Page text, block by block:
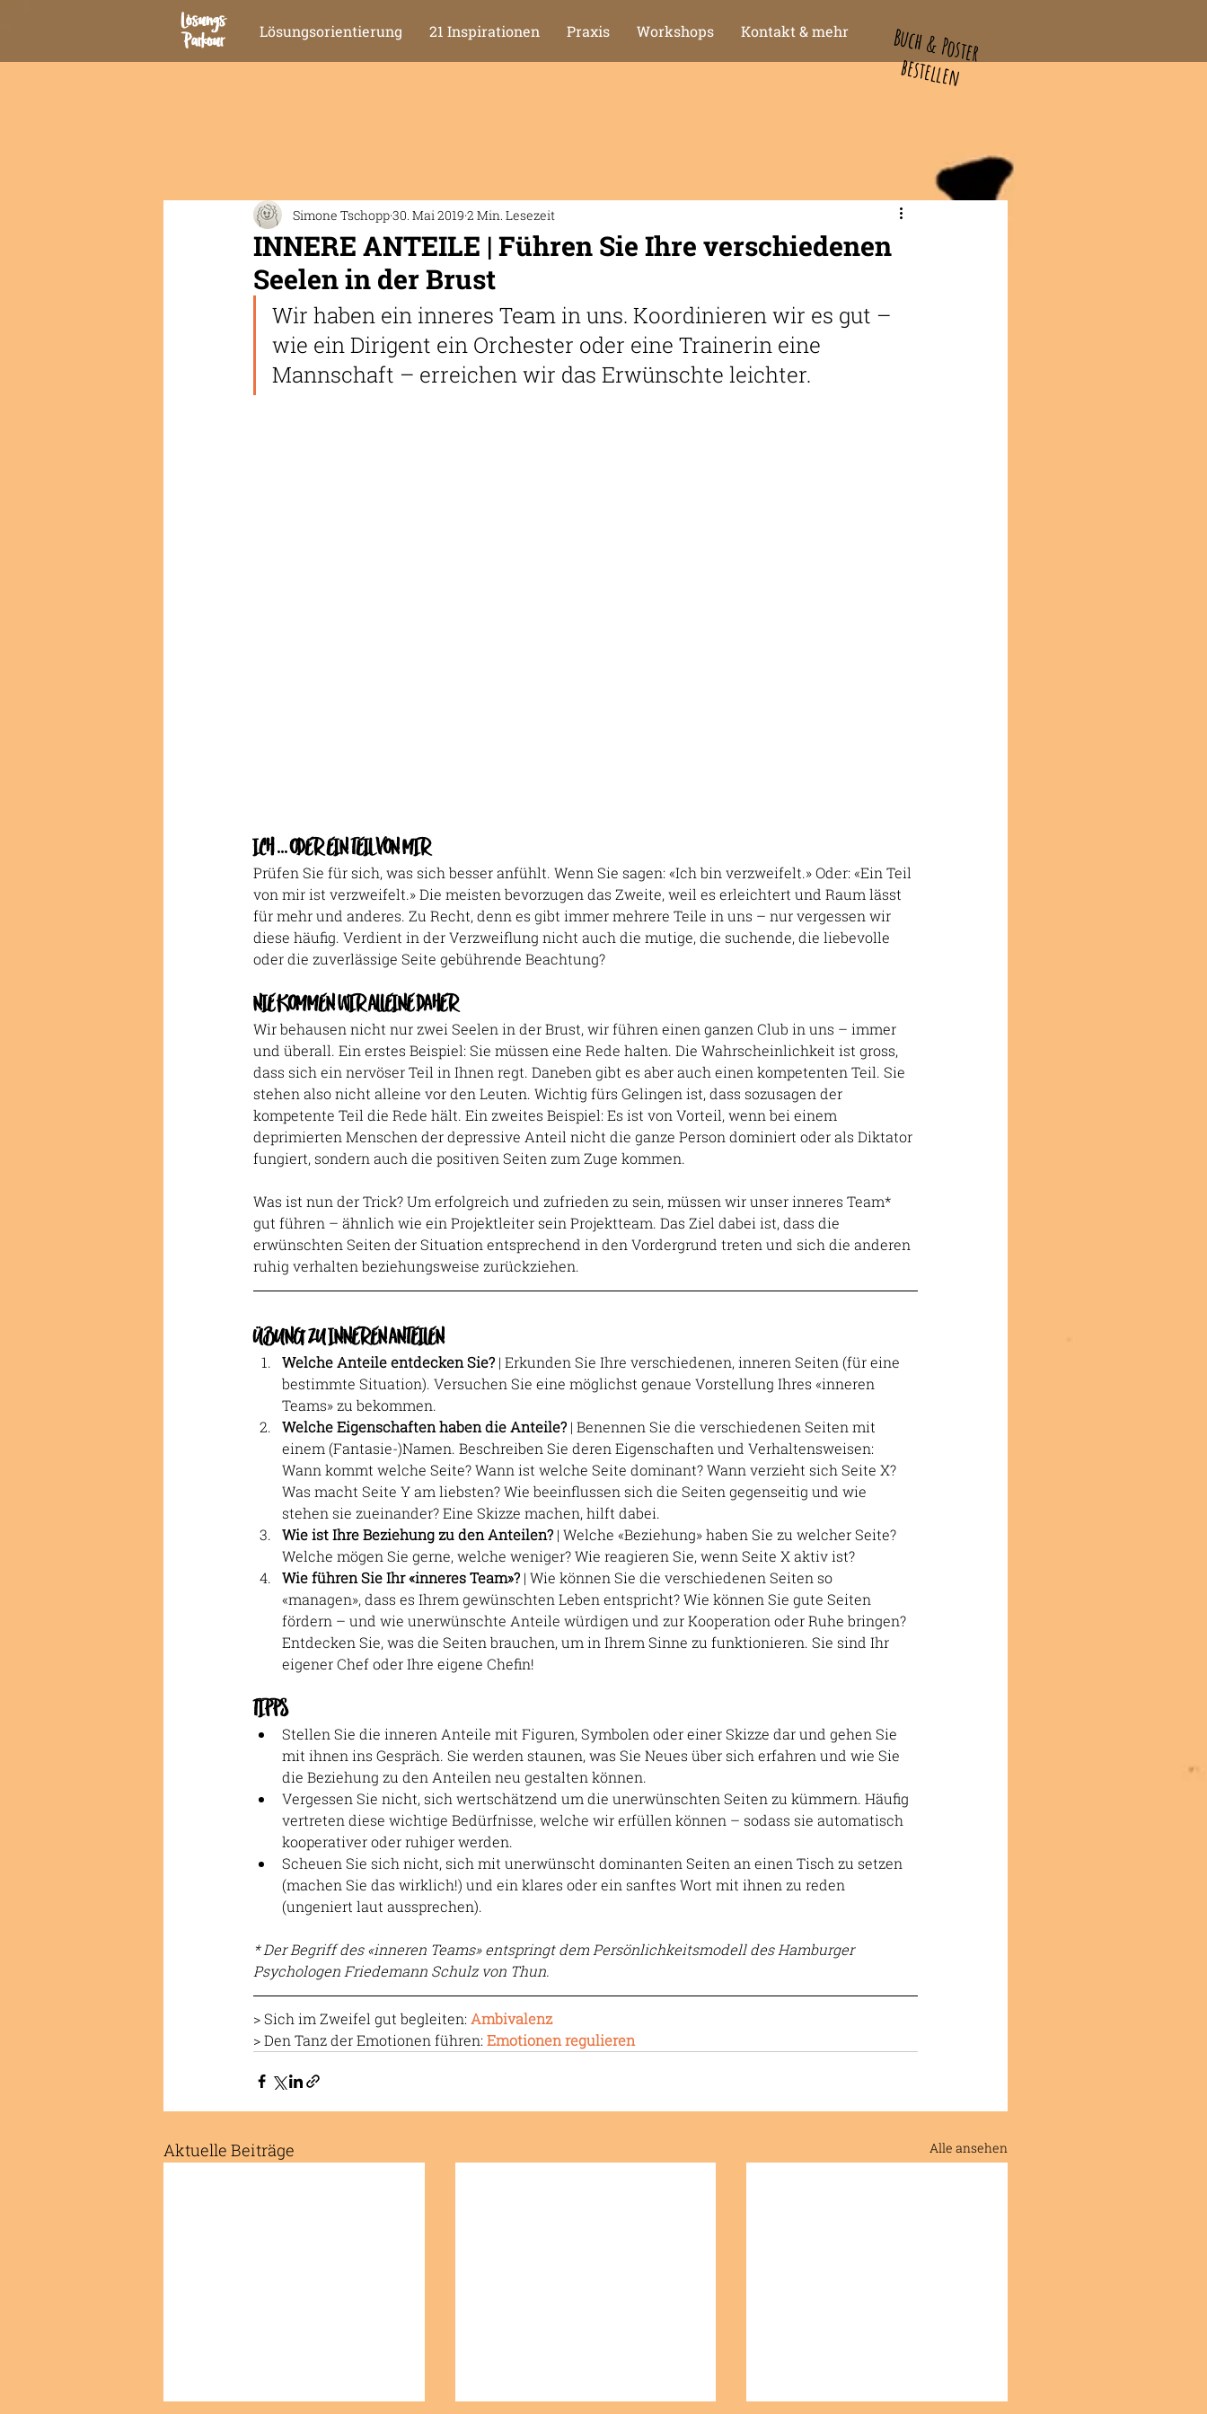
Lösungs
Parkour
Lösungsorientierung 21 Inspirationen Praxis Workshops Kontakt & mehr Buch & Poster
bestellen
INNERE ANTEILE | Führen Sie Ihre verschiedenen
Seelen in der Brust
Simone Tschopp30. Mai 2019 2 Min. Lesezeit
Wir haben ein inneres Team in uns. Koordinieren wir es gut –
wie ein Dirigent ein Orchester oder eine Trainerin eine
Mannschaft – erreichen wir das Erwünschte leichter.
ICH ... ODER EIN TEIL VON MIR
Prüfen Sie für sich, was sich besser anfühlt. Wenn Sie sagen: «Ich bin verzweifelt.» Oder: «Ein Teil
von mir ist verzweifelt.» Die meisten bevorzugen das Zweite, weil es erleichtert und Raum lässt
für mehr und anderes. Zu Recht, denn es gibt immer mehrere Teile in uns – nur vergessen wir
diese häufig. Verdient in der Verzweiflung nicht auch die mutige, die suchende, die liebevolle
oder die zuverlässige Seite gebührende Beachtung?
NIE KOMMEN WIR ALLEINE DAHER
Wir behausen nicht nur zwei Seelen in der Brust, wir führen einen ganzen Club in uns – immer
und überall. Ein erstes Beispiel: Sie müssen eine Rede halten. Die Wahrscheinlichkeit ist gross,
dass sich ein nervöser Teil in Ihnen regt. Daneben gibt es aber auch einen kompetenten Teil. Sie
stehen also nicht alleine vor den Leuten. Wichtig fürs Gelingen ist, dass sozusagen der
kompetente Teil die Rede hält. Ein zweites Beispiel: Es ist von Vorteil, wenn bei einem
deprimierten Menschen der depressive Anteil nicht die ganze Person dominiert oder als Diktator
fungiert, sondern auch die positiven Seiten zum Zuge kommen.
Was ist nun der Trick? Um erfolgreich und zufrieden zu sein, müssen wir unser inneres Team*
gut führen – ähnlich wie ein Projektleiter sein Projektteam. Das Ziel dabei ist, dass die
erwünschten Seiten der Situation entsprechend in den Vordergrund treten und sich die anderen
ruhig verhalten beziehungsweise zurückziehen.
ÜBUNG ZU INNEREN ANTEILEN
Welche Anteile entdecken Sie? | Erkunden Sie Ihre verschiedenen, inneren Seiten (für eine
bestimmte Situation). Versuchen Sie eine möglichst genaue Vorstellung Ihres «inneren
Teams» zu bekommen.
Welche Eigenschaften haben die Anteile? | Benennen Sie die verschiedenen Seiten mit
einem (Fantasie-)Namen. Beschreiben Sie deren Eigenschaften und Verhaltensweisen:
Wann kommt welche Seite? Wann ist welche Seite dominant? Wann verzieht sich Seite X?
Was macht Seite Y am liebsten? Wie beeinflussen sich die Seiten gegenseitig und wie
stehen sie zueinander? Eine Skizze machen, hilft dabei.
Wie ist Ihre Beziehung zu den Anteilen? | Welche «Beziehung» haben Sie zu welcher Seite?
Welche mögen Sie gerne, welche weniger? Wie reagieren Sie, wenn Seite X aktiv ist?
Wie führen Sie Ihr «inneres Team»? | Wie können Sie die verschiedenen Seiten so
«managen», dass es Ihrem gewünschten Leben entspricht? Wie können Sie gute Seiten
fördern – und wie unerwünschte Anteile würdigen und zur Kooperation oder Ruhe bringen?
Entdecken Sie, was die Seiten brauchen, um in Ihrem Sinne zu funktionieren. Sie sind Ihr
eigener Chef oder Ihre eigene Chefin!
TIPPS
Stellen Sie die inneren Anteile mit Figuren, Symbolen oder einer Skizze dar und gehen Sie
mit ihnen ins Gespräch. Sie werden staunen, was Sie Neues über sich erfahren und wie Sie
die Beziehung zu den Anteilen neu gestalten können.
Vergessen Sie nicht, sich wertschätzend um die unerwünschten Seiten zu kümmern. Häufig
vertreten diese wichtige Bedürfnisse, welche wir erfüllen können – sodass sie automatisch
kooperativer oder ruhiger werden.
Scheuen Sie sich nicht, sich mit unerwünscht dominanten Seiten an einen Tisch zu setzen
(machen Sie das wirklich!) und ein klares oder ein sanftes Wort mit ihnen zu reden
(ungeniert laut aussprechen).
* Der Begriff des «inneren Teams» entspringt dem Persönlichkeitsmodell des Hamburger
Psychologen Friedemann Schulz von Thun.
> Sich im Zweifel gut begleiten: Ambivalenz
> Den Tanz der Emotionen führen: Emotionen regulieren
Aktuelle Beiträge Alle ansehen